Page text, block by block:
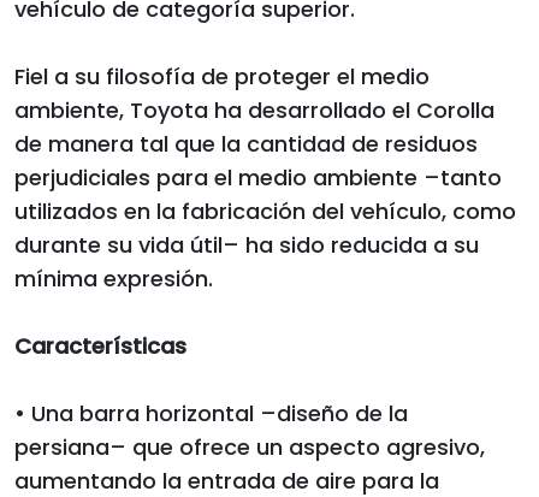
vehículo de categoría superior.
Fiel a su filosofía de proteger el medio
ambiente, Toyota ha desarrollado el Corolla
de manera tal que la cantidad de residuos
perjudiciales para el medio ambiente –tanto
utilizados en la fabricación del vehículo, como
durante su vida útil– ha sido reducida a su
mínima expresión.
Características
• Una barra horizontal –diseño de la
persiana– que ofrece un aspecto agresivo,
aumentando la entrada de aire para la